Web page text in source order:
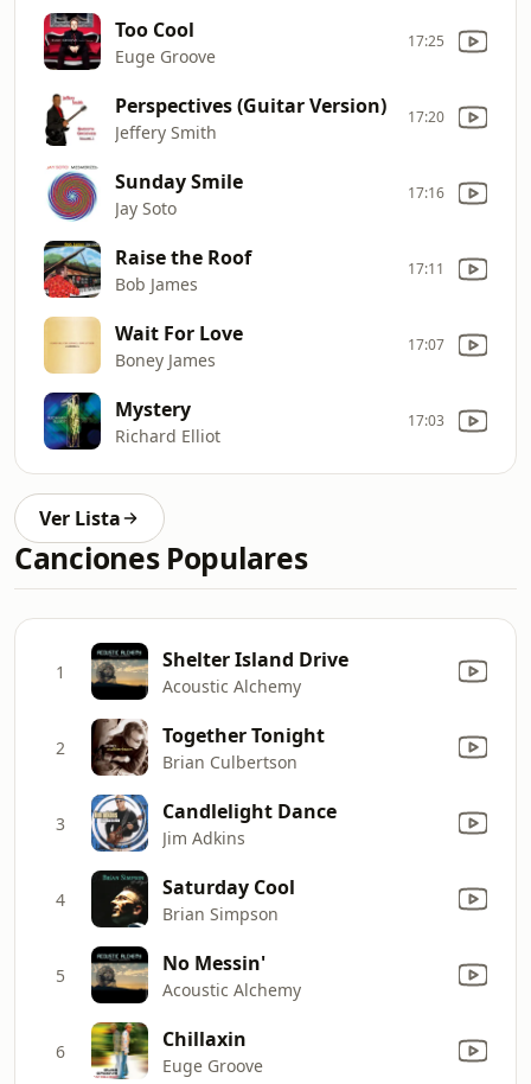
Too Cool
Euge Groove
17:25
Perspectives (Guitar Version)
Jeffery Smith
17:20
Sunday Smile
Jay Soto
17:16
Raise the Roof
Bob James
17:11
Wait For Love
Boney James
17:07
Mystery
Richard Elliot
17:03
Ver Lista
Canciones Populares
1 Shelter Island Drive
Acoustic Alchemy
2 Together Tonight
Brian Culbertson
3 Candlelight Dance
Jim Adkins
4 Saturday Cool
Brian Simpson
5 No Messin'
Acoustic Alchemy
6 Chillaxin
Euge Groove